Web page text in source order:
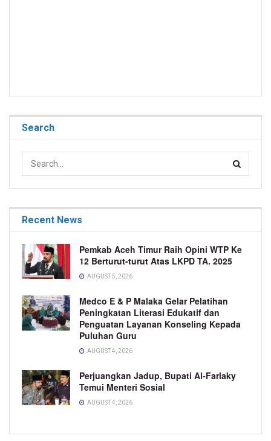
Search
Recent News
Pemkab Aceh Timur Raih Opini WTP Ke
12 Berturut-turut Atas LKPD TA. 2025
AUGUST 5, 2026
Medco E & P Malaka Gelar Pelatihan
Peningkatan Literasi Edukatif dan
Penguatan Layanan Konseling Kepada
Puluhan Guru
AUGUST 4, 2026
Perjuangkan Jadup, Bupati Al-Farlaky
Temui Menteri Sosial
AUGUST 4, 2026